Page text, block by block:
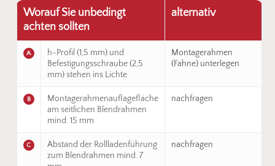
Worauf Sie unbedingt
achten sollten
alternativ
A
h-Profil (1,5 mm) und
Befestigungsschraube (2,5
mm) stehen ins Lichte
Montagerahmen
(Fahne) unterlegen
B
Montagerahmenauflagefläche
am seitlichen Blendrahmen
mind. 15 mm
nachfragen
C
Abstand der Rollladenführung
zum Blendrahmen mind. 7
nachfragen